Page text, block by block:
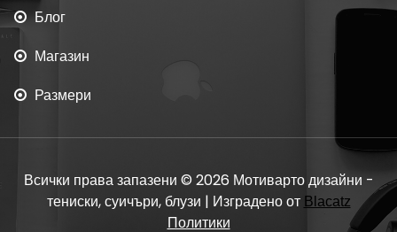
Блог
Магазин
Размери
Всички права запазени © 2026 Мотиварто дизайни -
тениски, суичъри, блузи | Изградено от Blacatz
Политики